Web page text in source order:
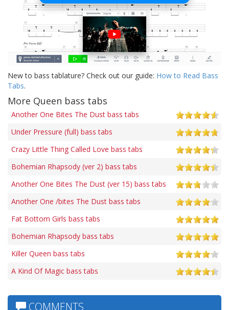
New to bass tablature? Check out our guide: How to Read Bass
Tabs.
More Queen bass tabs
Another One Bites The Dust bass tabs
Under Pressure (full) bass tabs
Crazy Little Thing Called Love bass tabs
Bohemian Rhapsody (ver 2) bass tabs
Another One Bites The Dust (ver 15) bass tabs
Another One /bites The Dust bass tabs
Fat Bottom Girls bass tabs
Bohemian Rhapsody bass tabs
Killer Queen bass tabs
A Kind Of Magic bass tabs
COMMENTS